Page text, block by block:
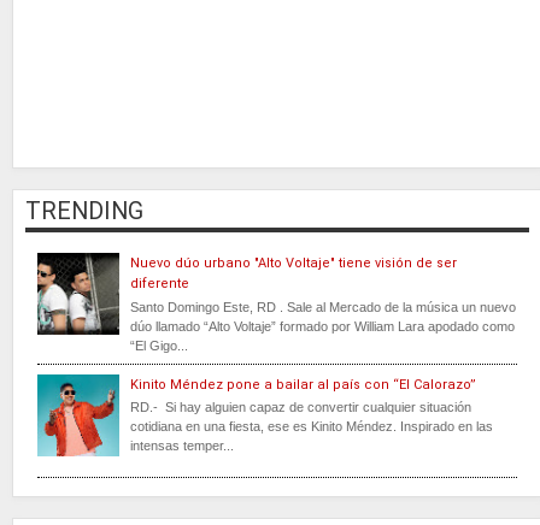
TRENDING
Nuevo dúo urbano "Alto Voltaje" tiene visión de ser
diferente
Santo Domingo Este, RD . Sale al Mercado de la música un nuevo
dúo llamado “Alto Voltaje” formado por William Lara apodado como
“El Gigo...
Kinito Méndez pone a bailar al país con “El Calorazo”
RD.- Si hay alguien capaz de convertir cualquier situación
cotidiana en una fiesta, ese es Kinito Méndez. Inspirado en las
intensas temper...